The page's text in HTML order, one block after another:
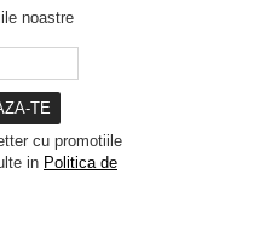
noastre
cu promotiile
in Politica de